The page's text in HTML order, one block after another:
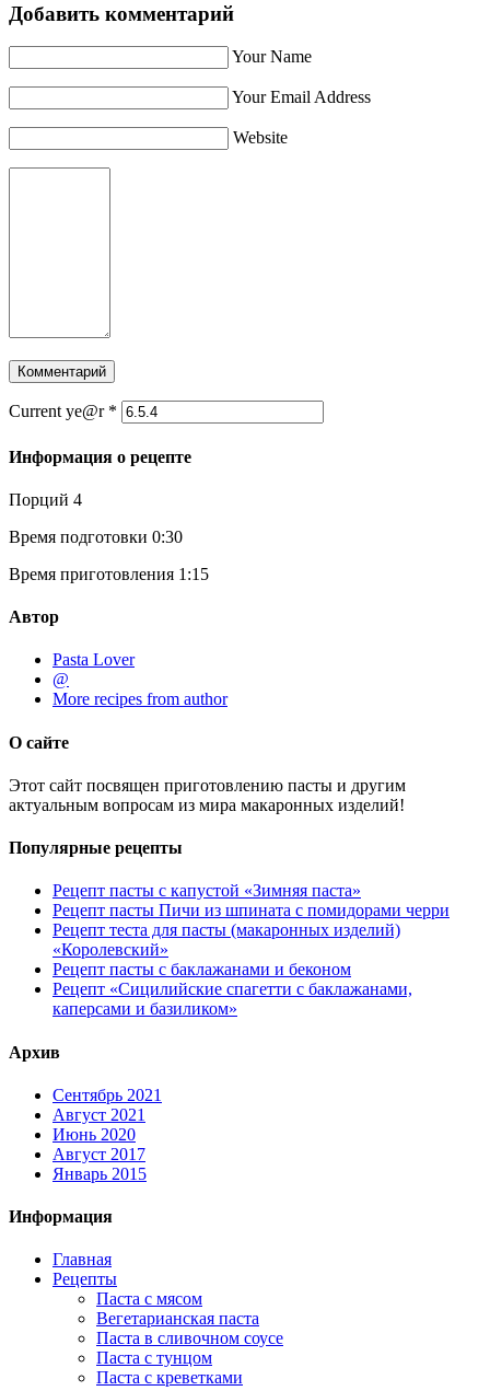
Добавить комментарий
Your Name
Your Email Address
Website
Current ye@r *
Информация о рецепте
Порций 4
Время подготовки 0:30
Время приготовления 1:15
Автор
Pasta Lover
@
More recipes from author
О сайте
Этот сайт посвящен приготовлению пасты и другим
актуальным вопросам из мира макаронных изделий!
Популярные рецепты
Рецепт пасты с капустой «Зимняя паста»
Рецепт пасты Пичи из шпината с помидорами черри
Рецепт теста для пасты (макаронных изделий)
«Королевский»
Рецепт пасты с баклажанами и беконом
Рецепт «Сицилийские спагетти с баклажанами,
каперсами и базиликом»
Архив
Сентябрь 2021
Август 2021
Июнь 2020
Август 2017
Январь 2015
Информация
Главная
Рецепты
Паста с мясом
Вегетарианская паста
Паста в сливочном соусе
Паста с тунцом
Паста с креветками